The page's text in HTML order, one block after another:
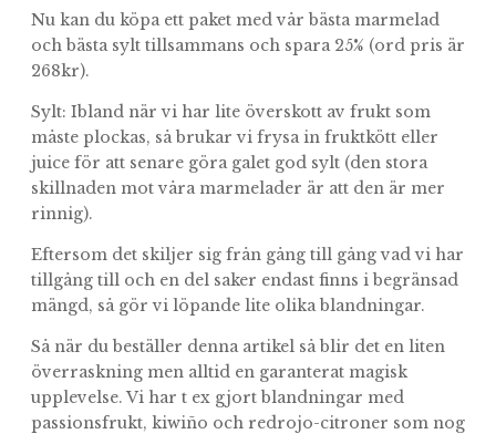
Nu kan du köpa ett paket med vår bästa marmelad
och bästa sylt tillsammans och spara 25% (ord pris är
268kr).
Sylt: Ibland när vi har lite överskott av frukt som
måste plockas, så brukar vi frysa in fruktkött eller
juice för att senare göra galet god sylt (den stora
skillnaden mot våra marmelader är att den är mer
rinnig).
Eftersom det skiljer sig från gång till gång vad vi har
tillgång till och en del saker endast finns i begränsad
mängd, så gör vi löpande lite olika blandningar.
Så när du beställer denna artikel så blir det en liten
överraskning men alltid en garanterat magisk
upplevelse. Vi har t ex gjort blandningar med
passionsfrukt, kiwiño och redrojo-citroner som nog